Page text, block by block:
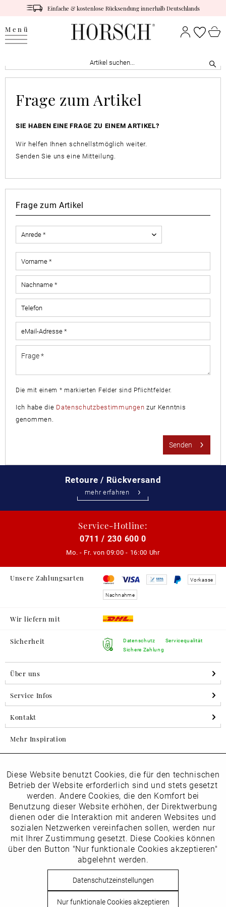
Einfache & kostenlose Rücksendung innerhalb Deutschlands
Menü
Frage zum Artikel
SIE HABEN EINE FRAGE ZU EINEM ARTIKEL?
Wir helfen Ihnen schnellstmöglich weiter.
Senden Sie uns eine Mitteilung.
Frage zum Artikel
Die mit einem * markierten Felder sind Pflichtfelder.
Ich habe die Datenschutzbestimmungen zur Kenntnis
genommen.
Senden
Retoure / Rückversand
mehr erfahren
Service-Hotline:
0711 / 230 600 0
Mo. - Fr. von 09:00 - 16:00 Uhr
Unsere Zahlungsarten Vorkasse
Nachnahme
Wir liefern mit
Sicherheit
Datenschutz
Sichere Zahlung
Servicequalität
Über uns
Service Infos
Kontakt
Mehr Inspiration
Folgen Sie uns auf Instagram
horsch_schuhe
Newsletter
Datenschutzbestimmungenhabe ich zur Kenntnis
vom Newsletter abmelden.
Funktionale Aktiv
Marketing Inaktiv
Tracking Inaktiv
Inaktiv
Diese Website benutzt Cookies, die für den technischen
Betrieb der Website erforderlich sind und stets gesetzt
werden. Andere Cookies, die den Komfort bei
Benutzung dieser Website erhöhen, der Direktwerbung
dienen oder die Interaktion mit anderen Websites und
sozialen Netzwerken vereinfachen sollen, werden nur
mit Ihrer Zustimmung gesetzt. Diese Cookies können
über den Button "Nur funktionale Cookies akzeptieren"
abgelehnt werden.
Datenschutzeinstellungen
Nur funktionale Cookies akzeptieren